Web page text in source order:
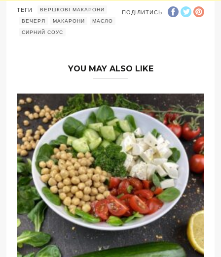
ПОДІЛИТИСЬ
ТЕГИ ВЕРШКОВІ МАКАРОНИ
ВЕЧЕРЯ МАКАРОНИ МАСЛО
СИРНИЙ СОУС
YOU MAY ALSO LIKE